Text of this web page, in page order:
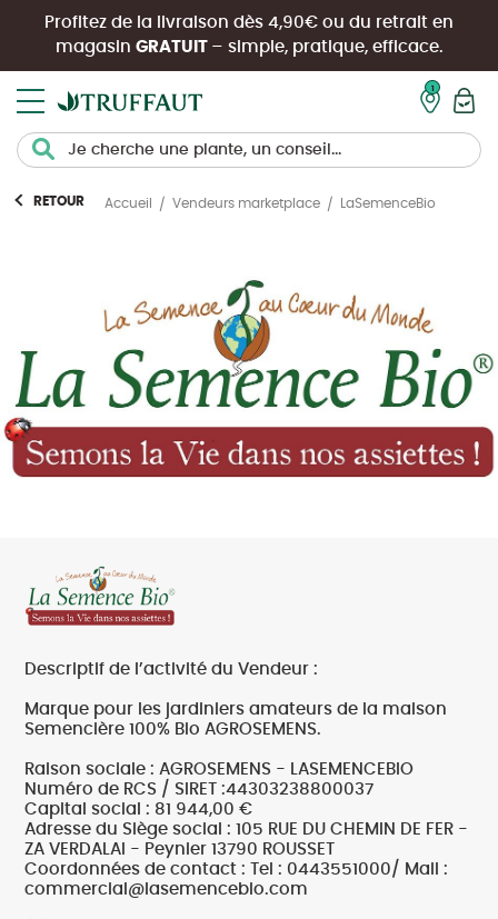
Profitez de la livraison dès 4,90€ ou du retrait en
magasin GRATUIT – simple, pratique, efficace.
RETOUR Accueil Vendeurs marketplace LaSemenceBio
Descriptif de l’activité du Vendeur :
Marque pour les jardiniers amateurs de la maison
Semencière 100% Bio AGROSEMENS.
Raison sociale : AGROSEMENS - LASEMENCEBIO
Numéro de RCS / SIRET :44303238800037
Capital social : 81 944,00 €
Adresse du Siège social : 105 RUE DU CHEMIN DE FER -
ZA VERDALAI - Peynier 13790 ROUSSET
Coordonnées de contact : Tel : 0443551000/ Mail :
commercial@lasemencebio.com